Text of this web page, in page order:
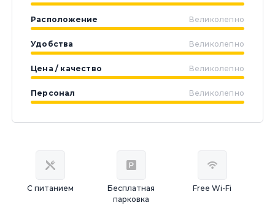
Расположение Великолепно
Удобства Великолепно
Цена / качество Великолепно
Персонал Великолепно
С питанием
Бесплатная
парковка
Free Wi-Fi